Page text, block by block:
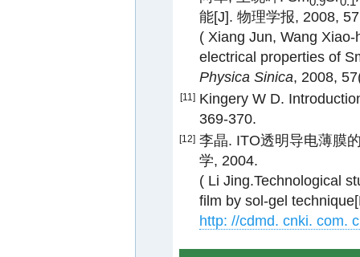
能[J]. 物理学报, 2008,
( Xiang Jun, Wang
electrical properties of
Physica Sinica, 2008,
[11] Kingery W D.
369-370.
[12] 李晶. ITO透明导电薄膜
学, 2004.
( Li Jing.Technological
film by sol-gel
http: //cdmd. cnki. com.